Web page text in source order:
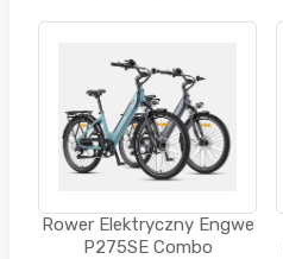
Rower Elektryczny Engwe
P275SE Combo